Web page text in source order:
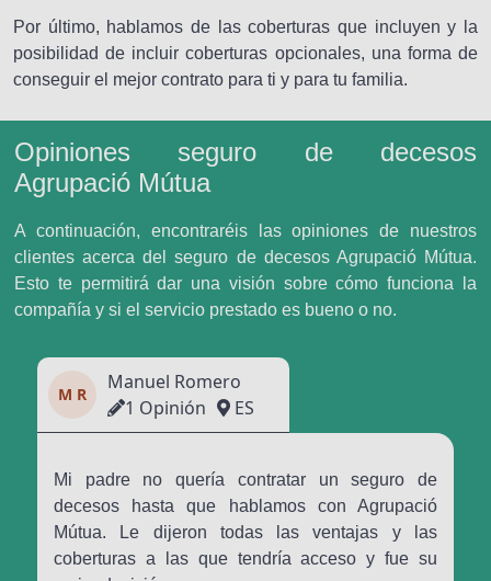
Por último, hablamos de las coberturas que incluyen y la
posibilidad de incluir coberturas opcionales, una forma de
conseguir el mejor contrato para ti y para tu familia.
Opiniones seguro de decesos
Agrupació Mútua
A continuación, encontraréis las opiniones de nuestros
clientes acerca del seguro de decesos Agrupació Mútua.
Esto te permitirá dar una visión sobre cómo funciona la
compañía y si el servicio prestado es bueno o no.
M R
Manuel Romero
1 Opinión
ES
Mi padre no quería contratar un seguro de
decesos hasta que hablamos con Agrupació
Mútua. Le dijeron todas las ventajas y las
coberturas a las que tendría acceso y fue su